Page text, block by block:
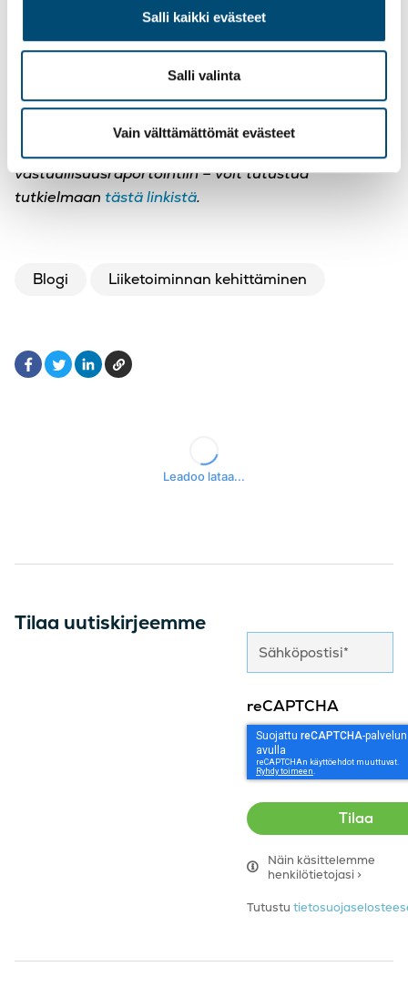
Salli kaikki evästeet
Salli valinta
Vain välttämättömät evästeet
toiminnan myötä mahdollistaa entistä laadukkaampi
vastuullisuusraportti tulevaisuudessa.
Artikkelin on kirjoittanut Business
TietoAkselillatyöskenteleväKTMjaKLT Hanna
Hänen tekemänsäpro gradu –
vastuullisuusraportointiin – voit tutustua
tutkielmaan tästä linkistä.
Blogi Liiketoiminnan kehittäminen
FacebookLinkedIn
Kopioi
Tilaa uutiskirjeemme
reCAPTCHA
Näin käsittelemme
henkilötietojasi >
Tutustu